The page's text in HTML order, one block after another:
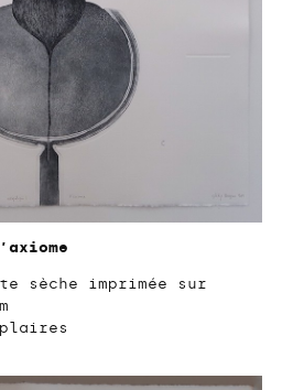
sèche imprimée sur